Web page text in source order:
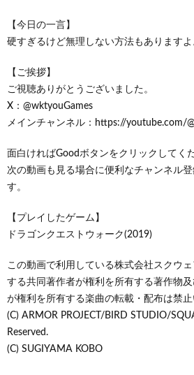
【今日の一言】
硬すぎるけど無理しない方法もありますよ
【ご挨拶】
ご視聴ありがとうございました。
X：@wktyouGames
メインチャンネル：https://youtube.com/
面白ければGoodボタンをクリックしてく
次の動画も見る場合に便利なチャンネル
す。
【プレイしたゲーム】
ドラゴンクエストウォーク(2019)
この動画で利用している株式会社スクウ
する共同著作者が権利を所有する著作物
が権利を所有する楽曲の転載・配布は禁止
(C) ARMOR PROJECT/BIRD STUDIO/
Reserved.
(C) SUGIYAMA KOBO